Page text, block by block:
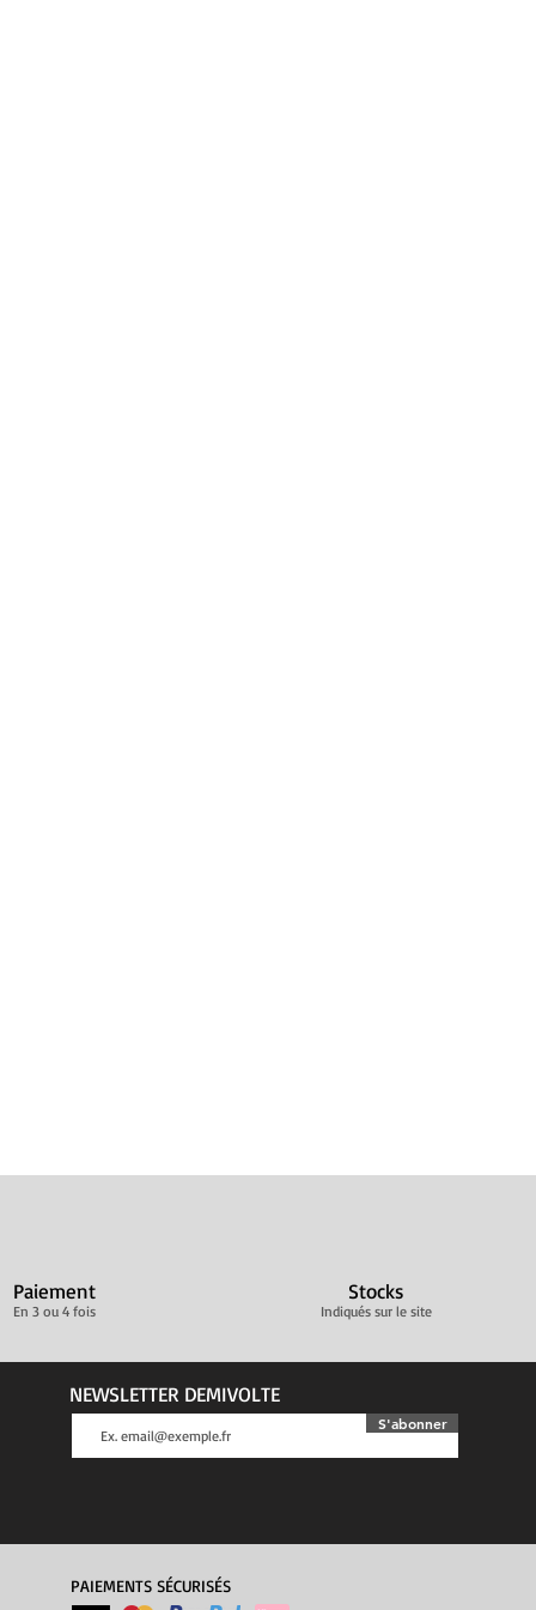
Paiement
En 3 ou 4 fois
Stocks
Indiqués sur le site
NEWSLETTER DEMIVOLTE
S'abonner
PAIEMENTS SÉCURISÉS